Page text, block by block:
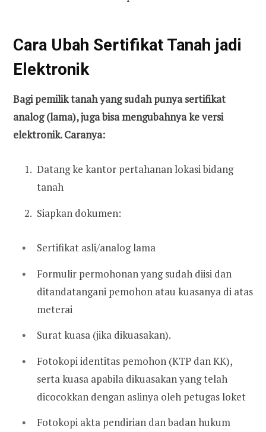
Cara Ubah Sertifikat Tanah jadi
Elektronik
Bagi pemilik tanah yang sudah punya sertifikat
analog (lama), juga bisa mengubahnya ke versi
elektronik. Caranya:
Datang ke kantor pertahanan lokasi bidang
tanah
Siapkan dokumen:
Sertifikat asli/analog lama
Formulir permohonan yang sudah diisi dan
ditandatangani pemohon atau kuasanya di atas
meterai
Surat kuasa (jika dikuasakan).
Fotokopi identitas pemohon (KTP dan KK),
serta kuasa apabila dikuasakan yang telah
dicocokkan dengan aslinya oleh petugas loket
Fotokopi akta pendirian dan badan hukum